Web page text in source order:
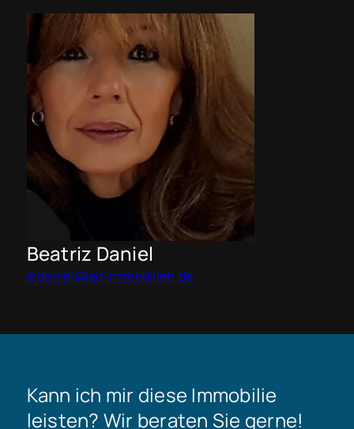
Beatriz Daniel
e.daniel@iad-immobilien.de
Kann ich mir diese Immobilie
leisten? Wir beraten Sie gerne!